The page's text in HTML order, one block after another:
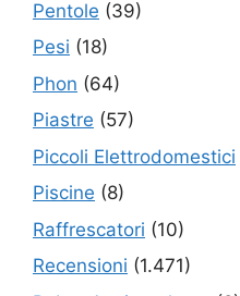
Pentole (39)
Pesi (18)
Phon (64)
Piastre (57)
Piccoli Elettrodomestici
Piscine (8)
Raffrescatori (10)
Recensioni (1.471)